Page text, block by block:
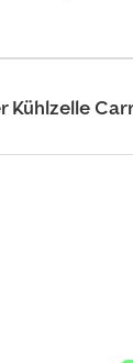
Kühlzelle